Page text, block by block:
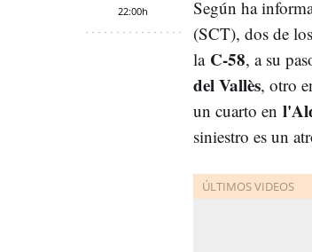
22:00h
Según ha
(SCT), dos de
la C-58, a su
del Vallès, otro
un cuarto en
siniestro es un